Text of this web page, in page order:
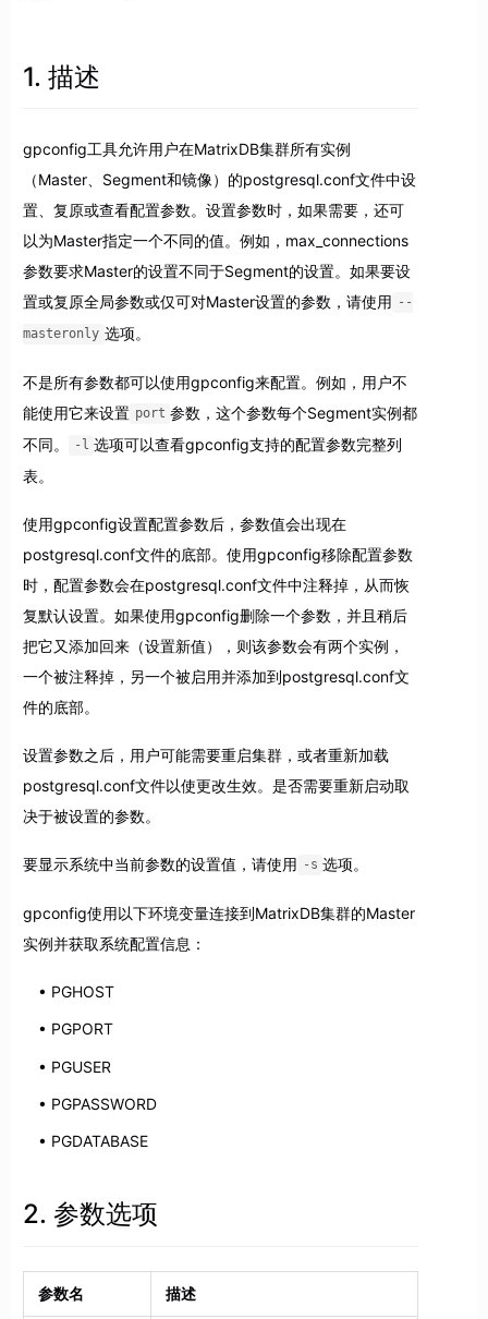
1. 描述
gpconfig工具允许用户在MatrixDB集群所有实例
（Master、Segment和镜像）的postgresql.conf文件中设
置、复原或查看配置参数。设置参数时，如果需要，还可
以为Master指定一个不同的值。例如，max_connections
参数要求Master的设置不同于Segment的设置。如果要设
置或复原全局参数或仅可对Master设置的参数，请使用 --
masteronly 选项。
不是所有参数都可以使用gpconfig来配置。例如，用户不
能使用它来设置 port 参数，这个参数每个Segment实例都
不同。
-l 选项可以查看gpconfig支持的配置参数完整列
表。
使用gpconfig设置配置参数后，参数值会出现在
postgresql.conf文件的底部。使用gpconfig移除配置参数
时，配置参数会在postgresql.conf文件中注释掉，从而恢
复默认设置。如果使用gpconfig删除一个参数，并且稍后
把它又添加回来（设置新值），则该参数会有两个实例，
一个被注释掉，另一个被启用并添加到postgresql.conf文
件的底部。
设置参数之后，用户可能需要重启集群，或者重新加载
postgresql.conf文件以使更改生效。是否需要重新启动取
决于被设置的参数。
要显示系统中当前参数的设置值，请使用 -s 选项。
gpconfig使用以下环境变量连接到MatrixDB集群的Master
实例并获取系统配置信息：
PGHOST
PGPORT
PGUSER
PGPASSWORD
PGDATABASE
2. 参数选项
参数名 描述